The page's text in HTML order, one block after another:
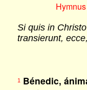
Si quis in
transierunt,
1Bénedic,